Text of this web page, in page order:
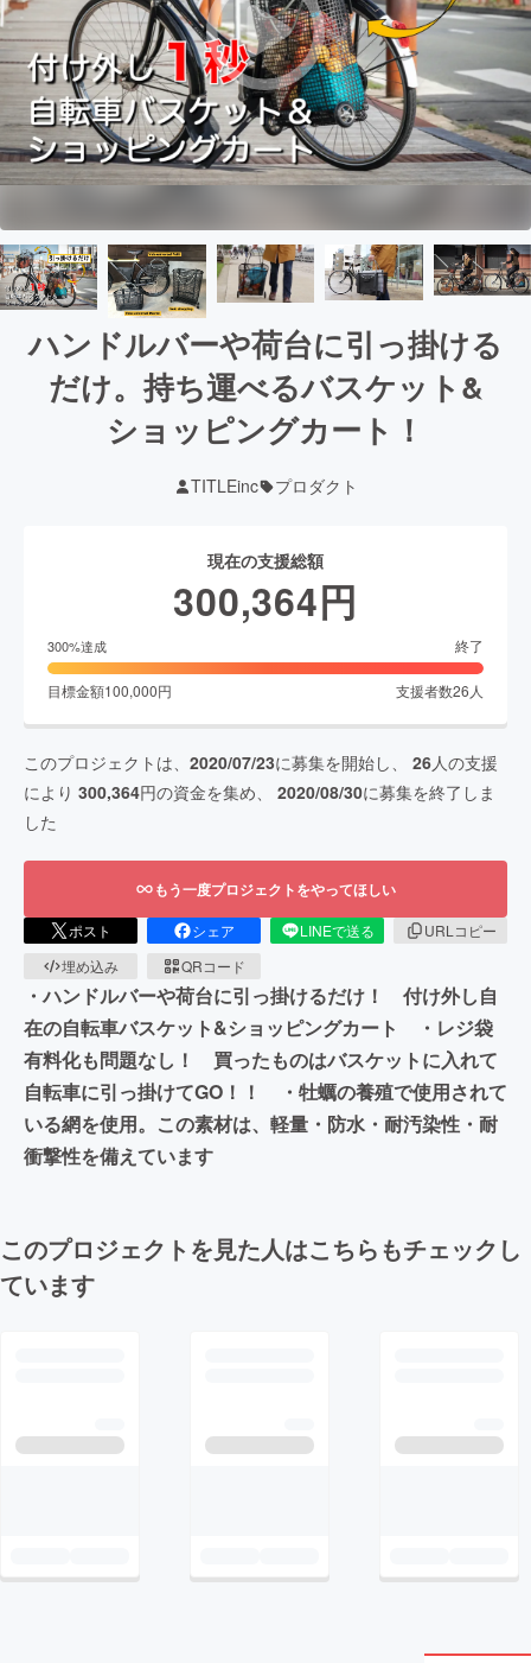
ハンドルバーや荷台に引っ掛ける
だけ。持ち運べるバスケット&
ショッピングカート！
TITLEinc プロダクト
現在の支援総額
300,364円
300%達成 終了
目標金額100,000円 支援者数26 人
このプロジェクトは、 2020/07/23に募集を開始し、 26人の支援
により 300,364円の資金を集め、 2020/08/30に募集を終了しま
した
もう一度プロジェクトをやってほしい
ポスト シェア LINEで送る
URLコピー
埋め込み
QRコード
・ハンドルバーや荷台に引っ掛けるだけ！ 付け外し自
在の自転車バスケット&ショッピングカート ・レジ袋
有料化も問題なし！ 買ったものはバスケットに入れて
自転車に引っ掛けてGO！！ ・牡蠣の養殖で使用されて
いる網を使用。この素材は、軽量・防水・耐汚染性・耐
衝撃性を備えています
このプロジェクトを見た人はこちらもチェックし
ています